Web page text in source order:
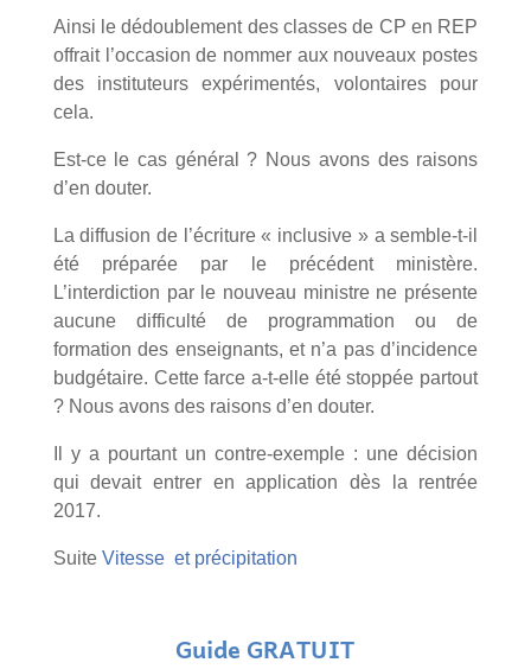
Ainsi le dédoublement des classes de CP en REP
offrait l’occasion de nommer aux nouveaux postes
des instituteurs expérimentés, volontaires pour
cela.
Est-ce le cas général ? Nous avons des raisons
d’en douter.
La diffusion de l’écriture « inclusive » a semble-t-il
été préparée par le précédent ministère.
L’interdiction par le nouveau ministre ne présente
aucune difficulté de programmation ou de
formation des enseignants, et n’a pas d’incidence
budgétaire. Cette farce a-t-elle été stoppée partout
? Nous avons des raisons d’en douter.
Il y a pourtant un contre-exemple : une décision
qui devait entrer en application dès la rentrée
2017.
Suite Vitesse et précipitation
Guide GRATUIT